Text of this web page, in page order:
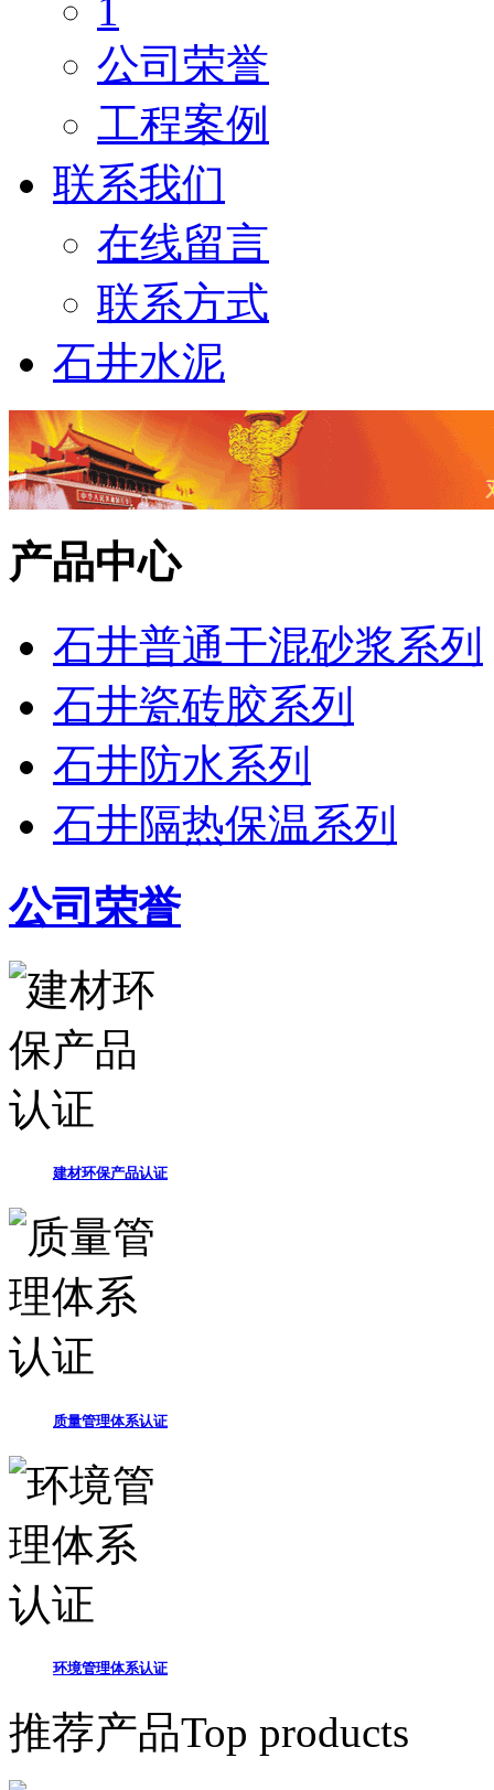
1
公司荣誉
工程案例
联系我们
在线留言
联系方式
石井水泥
产品中心
石井普通干混砂浆系列
石井瓷砖胶系列
石井防水系列
石井隔热保温系列
公司荣誉
建材环保产品认证
质量管理体系认证
环境管理体系认证
推荐产品Top products